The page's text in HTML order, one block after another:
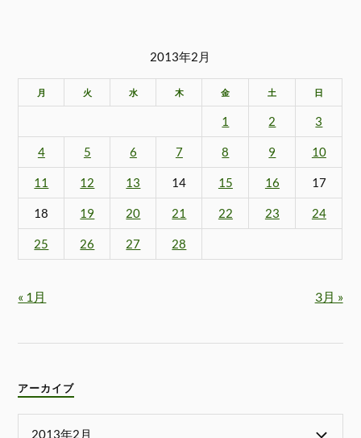
2013年2月
月 火 水 木 金 土 日
1 2 3
4 5 6 7 8 9 10
11 12 13 14 15 16 17
18 19 20 21 22 23 24
25 26 27 28
« 1月 3月 »
アーカイブ